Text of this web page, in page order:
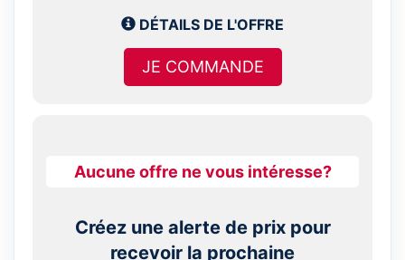
DÉTAILS DE L'OFFRE
JE COMMANDE
Aucune offre ne vous intéresse?
Créez une alerte de prix pour
recevoir la prochaine